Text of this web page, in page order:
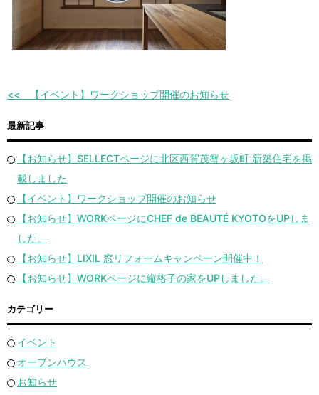
【イベント】ワークショップ開催のお知らせ
最新記事
【お知らせ】SELLECTページに北区西賀茂蟹ヶ坂町 新築住宅を掲
載しました
【イベント】ワークショップ開催のお知らせ
【お知らせ】WORKページにCHEF de BEAUTÉ KYOTOをUPしま
した。
【お知らせ】LIXIL 窓リフォームキャンペーン開催中！
【お知らせ】WORKページに縦格子の家をUPしました。
カテゴリー
イベント
オープンハウス
お知らせ